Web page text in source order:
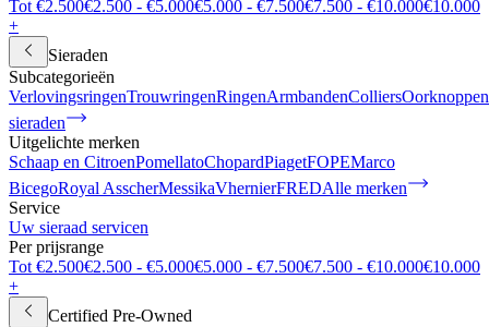
Tot €2.500€2.500 - €5.000€5.000 - €7.500€7.500 - €10.000€10.000
+
Sieraden
Subcategorieën
VerlovingsringenTrouwringenRingenArmbandenColliersOorknoppen
sieraden
Uitgelichte merken
Schaap en CitroenPomellatoChopardPiagetFOPEMarco
BicegoRoyal AsscherMessikaVhernierFREDAlle merken
Service
Uw sieraad servicen
Per prijsrange
Tot €2.500€2.500 - €5.000€5.000 - €7.500€7.500 - €10.000€10.000
+
Certified Pre-Owned